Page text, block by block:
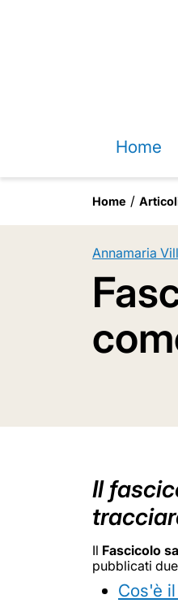
Home
Home
Annamaria
Il
Il Fascicolo
pubblicati
Cos'è